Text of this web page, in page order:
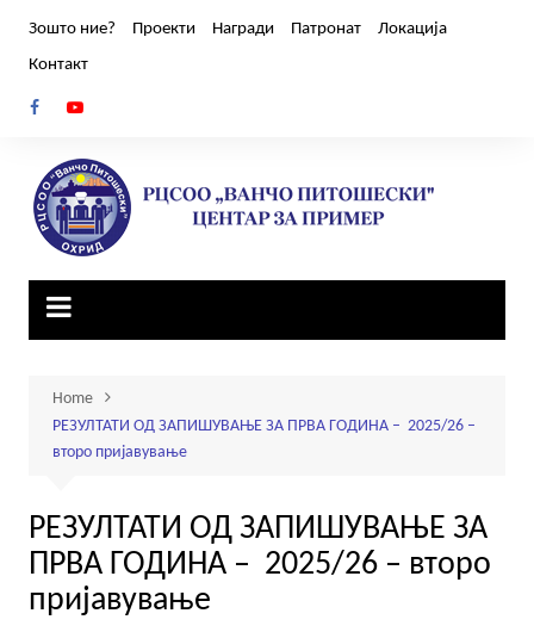
content
Зошто ние? Проекти Награди Патронат
Локација
Контакт
Home
РЕЗУЛТАТИ ОД ЗАПИШУВАЊЕ ЗА ПРВА ГОДИНА – 2025/26 –
второ пријавување
РЕЗУЛТАТИ ОД ЗАПИШУВАЊЕ ЗА
ПРВА ГОДИНА – 2025/26 – второ
пријавување